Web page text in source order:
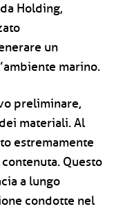
Holding,
un
marino.
preliminare,
materiali. Al
estremamente
Questo
a lungo
condotte nel